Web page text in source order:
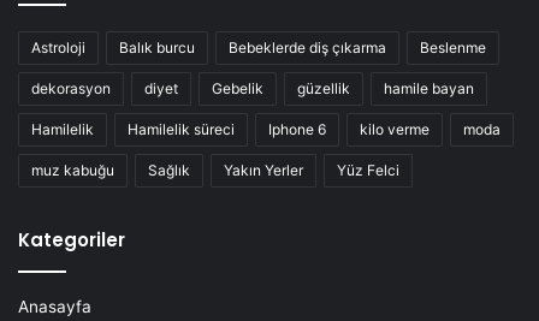
Astroloji Balık burcu Bebeklerde diş çıkarma Beslenme
dekorasyon diyet Gebelik güzellik hamile bayan
Hamilelik Hamilelik süreci Iphone 6 kilo verme moda
muz kabuğu Sağlık Yakın Yerler Yüz Felci
Kategoriler
Anasayfa